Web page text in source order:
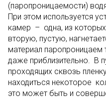
(паропроницаемости)
При этом используется
камер – одна, из
вторую, пустую,
материал паропроницаем
даже приблизительно. В
проходящих сквозь
находиться некоторое
это может быть и